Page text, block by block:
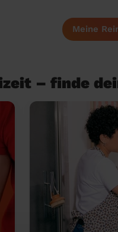
Meine
– finde